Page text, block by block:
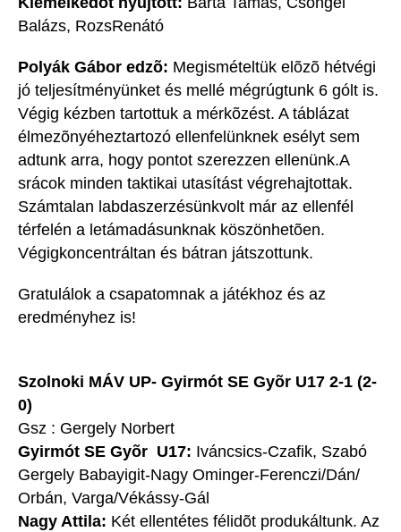
Balázs, RozsRenátó
Polyák Gábor edzõ: Megismételtük elõzõ hétvégi
jó teljesítményünket és mellé mégrúgtunk 6 gólt is.
Végig kézben tartottuk a mérkõzést. A táblázat
élmezõnyéheztartozó ellenfelünknek esélyt sem
adtunk arra, hogy pontot szerezzen ellenünk.A
srácok minden taktikai utasítást végrehajtottak.
Számtalan labdaszerzésünkvolt már az ellenfél
térfelén a letámadásunknak köszönhetõen.
Végigkoncentráltan és bátran játszottunk.
Gratulálok a csapatomnak a játékhoz és az
eredményhez is!
Szolnoki MÁV UP- Gyirmót SE Gyõr U17 2-1 (2-
0)
Gsz : Gergely Norbert
Gyirmót SE Gyõr U17: Iváncsics-Czafik, Szabó
Gergely Babayigit-Nagy Ominger-Ferenczi/Dán/
Orbán, Varga/Vékássy-Gál
Nagy Attila: Két ellentétes félidõt produkáltunk. Az